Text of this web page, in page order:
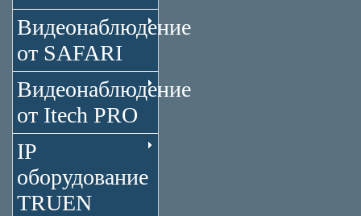
Видеонаблюдение
от SAFARI
Видеонаблюдение
от Itech PRO
IP
оборудование
TRUEN